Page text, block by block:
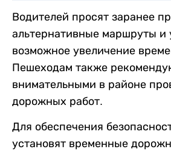
Водителей просят заранее
альтернативные маршруты и
возможное увеличение
Пешеходам также
внимательными в районе
дорожных работ.
Для обеспечения
установят временные